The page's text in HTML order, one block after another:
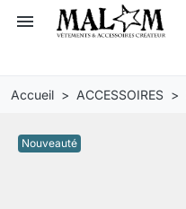
menu
Accueil ACCESSOIRES
Nouveauté